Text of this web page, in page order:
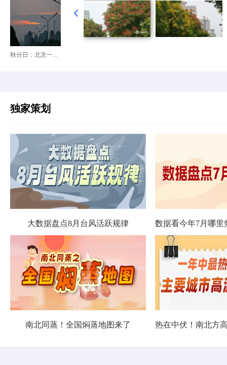
秋分日：北京一...
独家策划
大数据盘点8月台风活跃规律
南北同蒸！全国焖蒸地图来了